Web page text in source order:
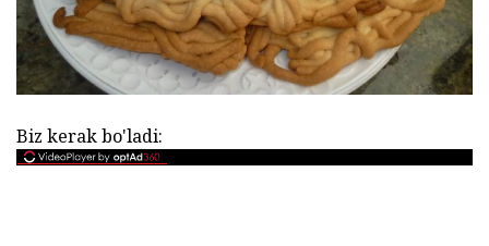
Biz kerak bo'ladi: